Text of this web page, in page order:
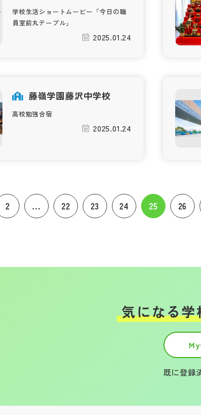
学校生活ショートムービー「今日の職
員室前丸テーブル」
2025.01.24
藤嶺学園藤沢中学校
高校勉強合宿
2025.01.24
2 ... 22 23 24 25 26
気になる学
既に登録